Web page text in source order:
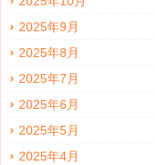
2025年9月
2025年8月
2025年7月
2025年6月
2025年5月
2025年4月